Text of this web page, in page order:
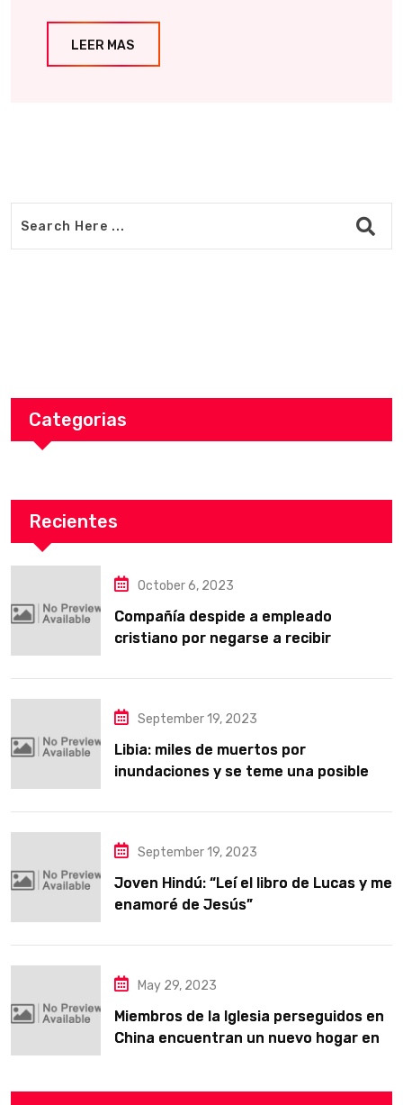
LEER MAS
Categorias
Recientes
October 6, 2023
Compañía despide a empleado
cristiano por negarse a recibir
September 19, 2023
Libia: miles de muertos por
inundaciones y se teme una posible
September 19, 2023
Joven Hindú: “Leí el libro de Lucas y me
enamoré de Jesús”
May 29, 2023
Miembros de la Iglesia perseguidos en
China encuentran un nuevo hogar en